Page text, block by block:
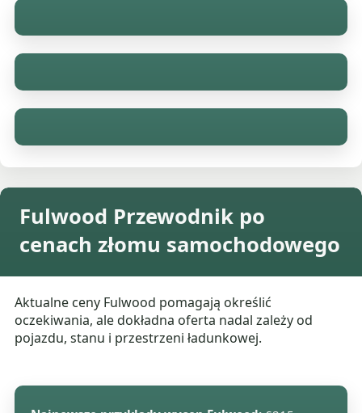
Fulwood Przewodnik po
cenach złomu samochodowego
Aktualne ceny Fulwood pomagają określić
oczekiwania, ale dokładna oferta nadal zależy od
pojazdu, stanu i przestrzeni ładunkowej.